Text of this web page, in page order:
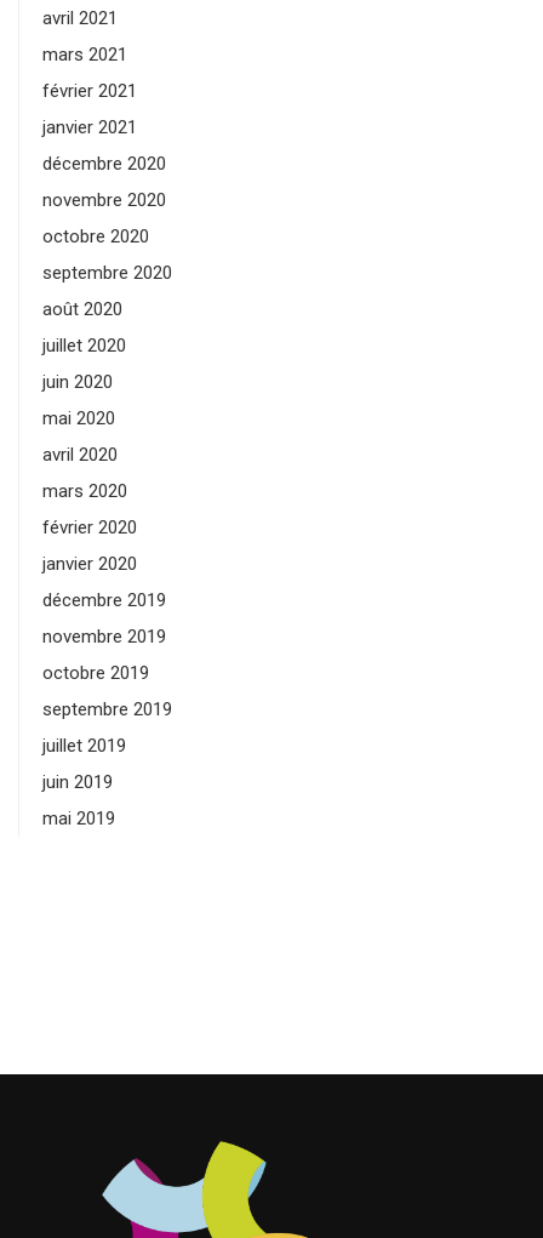
avril 2021
mars 2021
février 2021
janvier 2021
décembre 2020
novembre 2020
octobre 2020
septembre 2020
août 2020
juillet 2020
juin 2020
mai 2020
avril 2020
mars 2020
février 2020
janvier 2020
décembre 2019
novembre 2019
octobre 2019
septembre 2019
juillet 2019
juin 2019
mai 2019